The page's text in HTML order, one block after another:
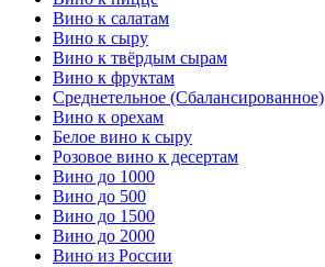
Вино к салатам
Вино к сыру
Вино к твёрдым сырам
Вино к фруктам
Среднетельное (Сбалансированное)
Вино к орехам
Белое вино к сыру
Розовое вино к десертам
Вино до 1000
Вино до 500
Вино до 1500
Вино до 2000
Вино из России